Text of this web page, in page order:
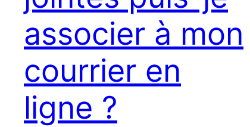
associer à mon
courrier en
ligne ?